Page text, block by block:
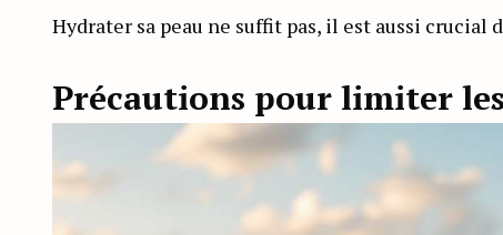
Hydrater sa peau ne suffit pas, il est aussi crucial
Précautions pour limiter